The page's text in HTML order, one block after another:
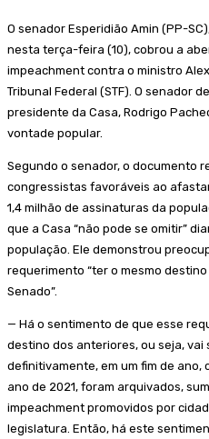
O senador Esperidião Amin (PP-
nesta terça-feira (10), cobrou a
impeachment contra o ministro
Tribunal Federal (STF). O senador
presidente da Casa, Rodrigo
vontade popular.
Segundo o senador, o documento
congressistas favoráveis ao
1,4 milhão de assinaturas da
que a Casa “não pode se omitir”
população. Ele demonstrou
requerimento “ter o mesmo
Senado”.
— Há o sentimento de que esse
destino dos anteriores, ou seja,
definitivamente, em um fim de ano,
ano de 2021, foram arquivados,
impeachment promovidos por
legislatura. Então, há este